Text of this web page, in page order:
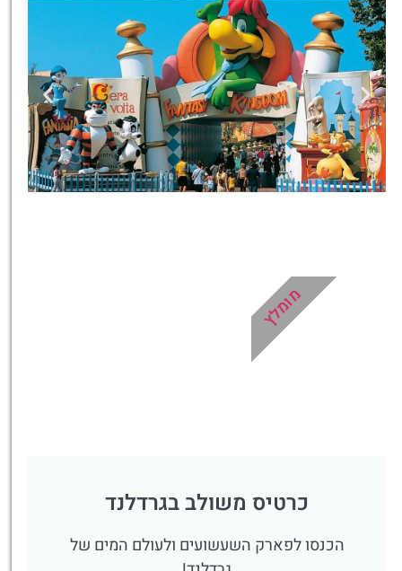
מומלץ לקנות
מראש!
לחצו פה!
כרטיס משולב בגרדלנד
הכנסו לפארק השעשועים ולעולם המים של
מומלץ